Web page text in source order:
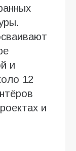
и
12
и